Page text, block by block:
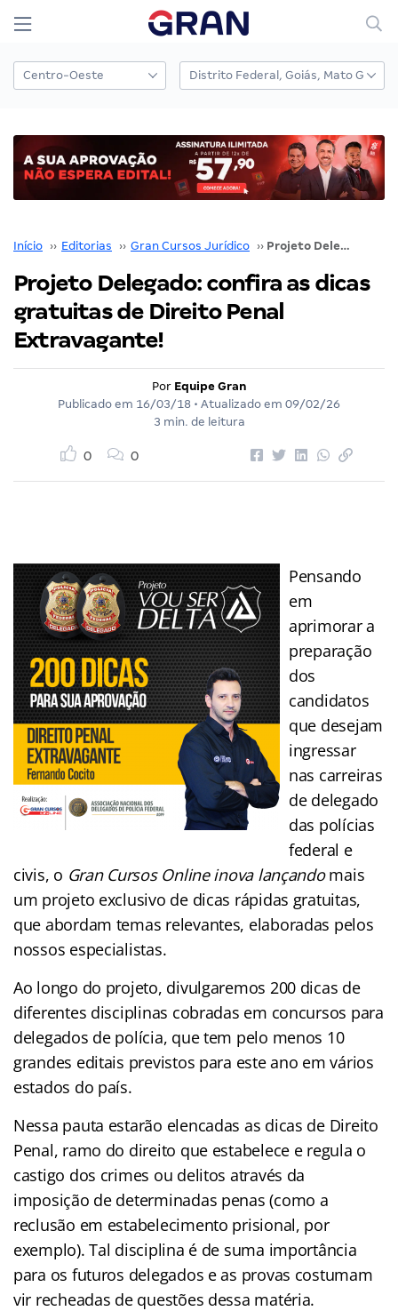
Início ›› Editorias ›› Gran Cursos Jurídico ›› Projeto Delegado: confira as dicas gratuitas de Direito Penal Extravagante!
Projeto Delegado: confira as dicas
gratuitas de Direito Penal
Extravagante!
Por Equipe Gran
Publicado em 16/03/18 • Atualizado em 09/02/26
3 min. de leitura
0 0
Pensando
em
aprimorar a
preparação
dos
candidatos
que desejam
ingressar
nas carreiras
de delegado
das polícias
federal e
civis, o Gran Cursos Online inova lançandomais
um projeto exclusivo de dicas rápidas gratuitas,
que abordam temas relevantes, elaboradas pelos
nossos especialistas.
Ao longo do projeto, divulgaremos 200 dicas de
diferentes disciplinas cobradas em concursos para
delegados de polícia, que tem pelo menos 10
grandes editais previstos para este ano em vários
estados do país.
Nessa pauta estarão elencadas as dicas de Direito
Penal, ramo do direito que estabelece e regula o
castigo dos crimes ou delitos através da
imposição de determinadas penas (como a
reclusão em estabelecimento prisional, por
exemplo). Tal disciplina é de suma importância
para os futuros delegados e as provas costumam
vir recheadas de questões dessa matéria.